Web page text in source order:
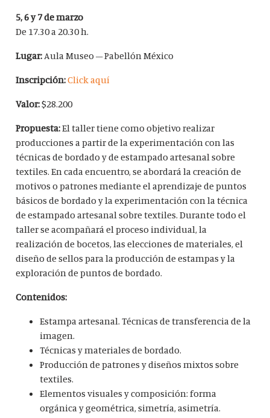
5, 6 y 7 de marzo
De 17.30 a 20.30 h.
Lugar:Aula Museo – Pabellón México
Inscripción:Click aquí
Valor:$28.200
Propuesta:El taller tiene como objetivo realizar
producciones a partir de la experimentación con las
técnicas de bordado y de estampado artesanal sobre
textiles. En cada encuentro, se abordará la creación de
motivos o patrones mediante el aprendizaje de puntos
básicos de bordado y la experimentación con la técnica
de estampado artesanal sobre textiles. Durante todo el
taller se acompañará el proceso individual, la
realización de bocetos, las elecciones de materiales, el
diseño de sellos para la producción de estampas y la
exploración de puntos de bordado.
Contenidos:
Estampa artesanal. Técnicas de transferencia de la
imagen.
Técnicas y materiales de bordado.
Producción de patrones y diseños mixtos sobre
textiles.
Elementos visuales y composición: forma
orgánica y geométrica, simetría, asimetría.